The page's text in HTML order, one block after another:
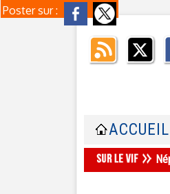
Poster sur :
ACCUEIL